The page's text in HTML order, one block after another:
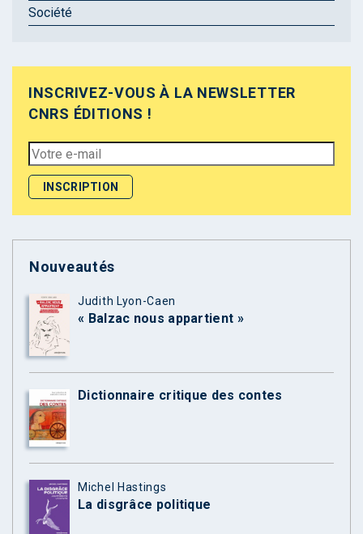
Société
INSCRIVEZ-VOUS À LA NEWSLETTER
CNRS ÉDITIONS !
Nouveautés
Judith Lyon-Caen
« Balzac nous appartient »
Dictionnaire critique des contes
Michel Hastings
La disgrâce politique